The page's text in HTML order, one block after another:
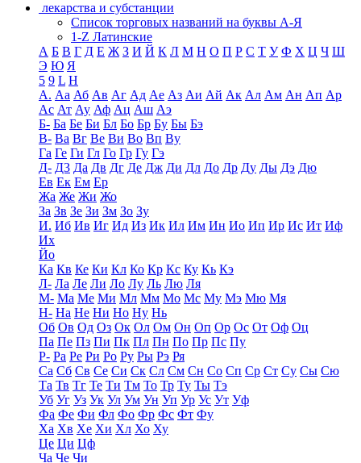
лекарства и субстанции
Список торговых названий на буквы А-Я
1-Z Латинские
А Б В Г Д Е Ж З И Й К Л М Н О П Р С Т У Ф Х Ц Ч Ш
Э Ю Я
5 9 L H
А. Аа Аб Ав Аг Ад Ае Аз Аи Ай Ак Ал Ам Ан Ап Ар
Ас Ат Ау Аф Ац Аш Аэ
Б- Ба Бе Би Бл Бо Бр Бу Бы Бэ
В- Ва Вг Ве Ви Во Вп Ву
Га Ге Ги Гл Го Гр Гу Гэ
Д- Д3 Да Дв Дг Де Дж Ди Дл До Др Ду Ды Дэ Дю
Ев Ек Ем Ер
Жа Же Жи Жо
За Зв Зе Зи Зм Зо Зу
И. Иб Ив Иг Ид Из Ик Ил Им Ин Ио Ип Ир Ис Ит Иф
Их
Йо
Ка Кв Ке Ки Кл Ко Кр Кс Ку Кь Кэ
Л- Ла Ле Ли Ло Лу Ль Лю Ля
М- Ма Ме Ми Мл Мм Мо Мс Му Мэ Мю Мя
Н- На Не Ни Но Ну Нь
Об Ов Од Оз Ок Ол Ом Он Оп Ор Ос От Оф Оц
Па Пе Пз Пи Пк Пл Пн По Пр Пс Пу
Р- Ра Ре Ри Ро Ру Ры Рэ Ря
Са Сб Св Се Си Ск Сл См Сн Со Сп Ср Ст Су Сы Сю
Та Тв Тг Те Ти Тм То Тр Ту Ты Тэ
Уб Уг Уз Ук Ул Ум Ун Уп Ур Ус Ут Уф
Фа Фе Фи Фл Фо Фр Фс Фт Фу
Ха Хв Хе Хи Хл Хо Ху
Це Ци Цф
Ча Че Чи